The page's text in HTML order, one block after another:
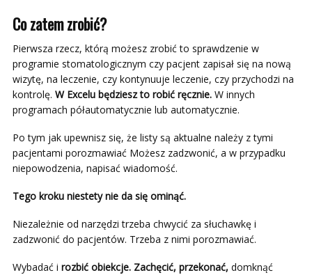
Co zatem zrobić?
Pierwsza rzecz, którą możesz zrobić to sprawdzenie w
programie stomatologicznym czy pacjent zapisał się na nową
wizytę, na leczenie, czy kontynuuje leczenie, czy przychodzi na
kontrolę. W Excelu będziesz to robić ręcznie. W innych
programach półautomatycznie lub automatycznie.
Po tym jak upewnisz się, że listy są aktualne należy z tymi
pacjentami porozmawiać Możesz zadzwonić, a w przypadku
niepowodzenia, napisać wiadomość.
Tego kroku niestety nie da się ominąć.
Niezależnie od narzędzi trzeba chwycić za słuchawkę i
zadzwonić do pacjentów. Trzeba z nimi porozmawiać.
Wybadać i rozbić obiekcje. Zachęcić, przekonać, domknąć